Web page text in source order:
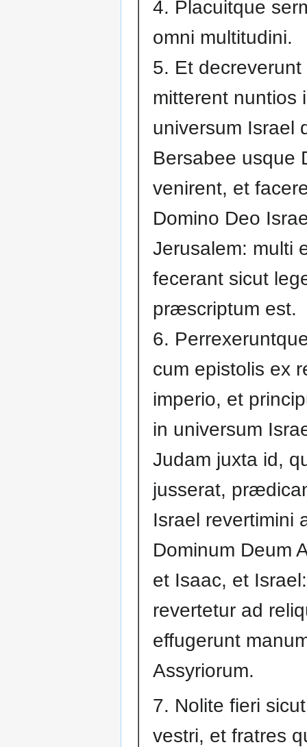
4. Placuitque
omni multitudini.
5. Et decreverunt
mitterent nuntios
universum Israel
Bersabee usque
venirent, et
Domino Deo
Jerusalem: multi
fecerant sicut
præscriptum est.
6.
cum epistolis ex
imperio, et
in universum
Judam juxta id,
jusserat,
Israel revertimini
Dominum Deum
et Isaac, et
revertetur ad
effugerunt
Assyriorum.
7. Nolite fieri
vestri, et fratres